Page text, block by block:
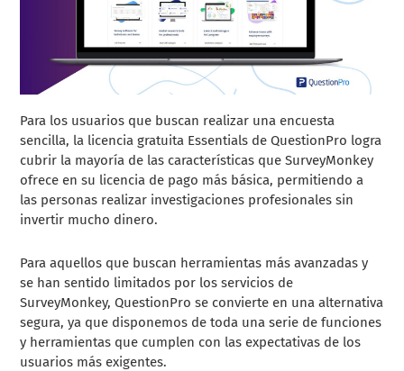
Para los usuarios que buscan realizar una encuesta
sencilla, la licencia gratuita Essentials de QuestionPro logra
cubrir la mayoría de las características que SurveyMonkey
ofrece en su licencia de pago más básica, permitiendo a
las personas realizar investigaciones profesionales sin
invertir mucho dinero.
Para aquellos que buscan herramientas más avanzadas y
se han sentido limitados por los servicios de
SurveyMonkey, QuestionPro se convierte en una alternativa
segura, ya que disponemos de toda una serie de funciones
y herramientas que cumplen con las expectativas de los
usuarios más exigentes.